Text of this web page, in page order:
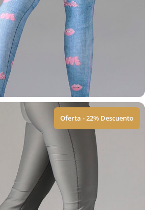
Leggings | Push Up
$ 579.00 449.00
Oferta - 22% Descuento